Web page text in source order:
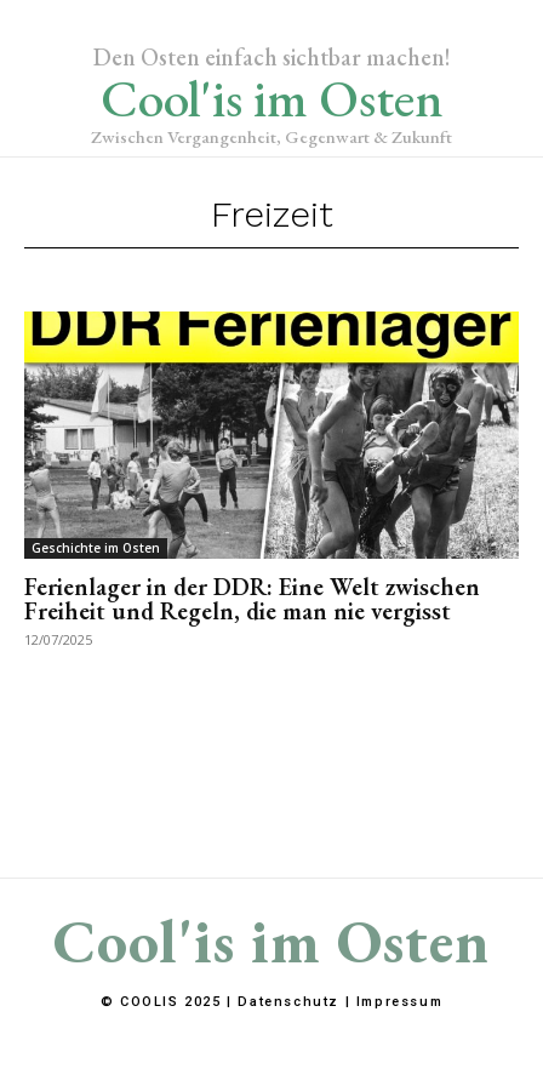
Den Osten einfach sichtbar machen!
Cool'is im Osten
Zwischen Vergangenheit, Gegenwart & Zukunft
Freizeit
Geschichte im Osten
Ferienlager in der DDR: Eine Welt zwischen
Freiheit und Regeln, die man nie vergisst
12/07/2025
Cool'is im Osten
© COOLIS 2025 |Datenschutz | Impressum